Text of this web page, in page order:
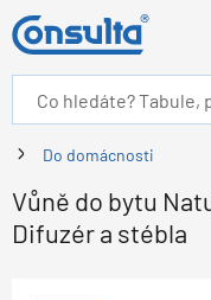
Do domácnosti
Vůně do bytu
Difuzér a stébla